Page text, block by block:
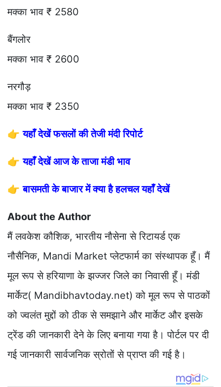
मक्का भाव ₹ 2580
बैंगलोर
मक्का भाव ₹ 2600
नरगौड़
मक्का भाव ₹ 2350
👉यहाँ देखें फसलों की तेजी मंदी रिपोर्ट
👉यहाँ देखें आज के ताजा मंडी भाव
👉बासमती के बाजार में क्या है हलचल यहाँ देखें
About the Author
मैं लवकेश कौशिक, भारतीय नौसेना से रिटायर्ड एक
नौसैनिक, Mandi Market प्लेटफार्म का संस्थापक हूँ। मैं
मूल रूप से हरियाणा के झज्जर जिले का निवासी हूँ। मंडी
मार्केट( Mandibhavtoday.net) को मूल रूप से पाठकों
को ज्वलंत मुद्दों को ठीक से समझाने और मार्केट और इसके
ट्रेंड की जानकारी देने के लिए बनाया गया है। पोर्टल पर दी
गई जानकारी सार्वजनिक स्रोतों से प्राप्त की गई है।